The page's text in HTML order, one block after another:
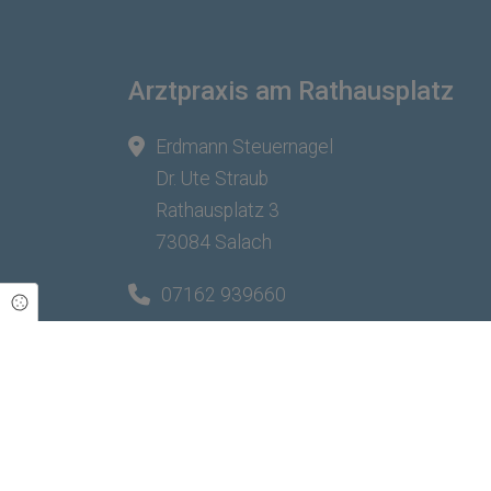
Arztpraxis am Rathausplatz
Erdmann Steuernagel
Dr. Ute Straub
Rathausplatz 3
73084 Salach
07162 939660
Cookie Einstellungen